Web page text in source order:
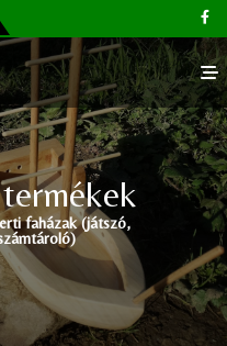
faházak (játszó,